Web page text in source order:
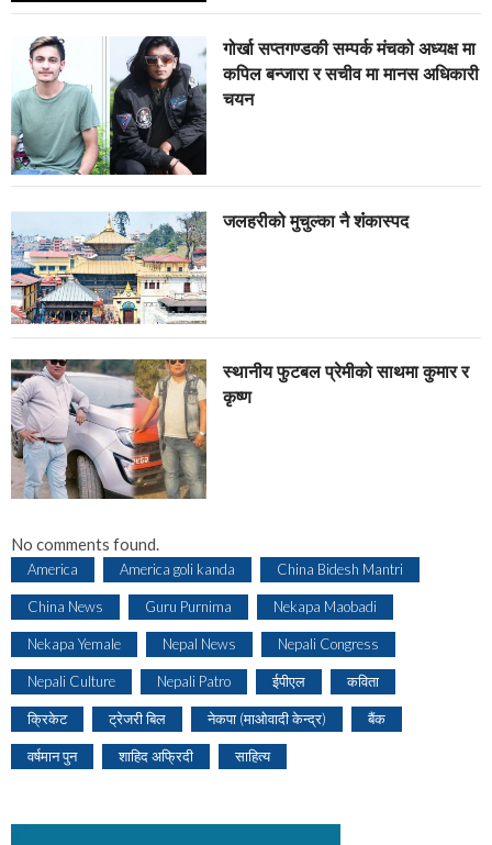
गोर्खा सप्तगण्डकी सम्पर्क मंचको अध्यक्ष मा
कपिल बन्जारा र सचीव मा मानस अधिकारी
चयन
जलहरीको मुचुल्का नै शंंकास्पद
स्थानीय फुटबल प्रेमीको साथमा कुमार र
कृष्ण
No comments found.
America America goli kanda China Bidesh Mantri
China News Guru Purnima Nekapa Maobadi
Nekapa Yemale Nepal News Nepali Congress
Nepali Culture Nepali Patro ईपीएल कविता
क्रिकेट ट्रेजरी बिल नेकपा (माओवादी केन्द्र) बैंक
वर्षमान पुन शाहिद अफ्रिदी साहित्य